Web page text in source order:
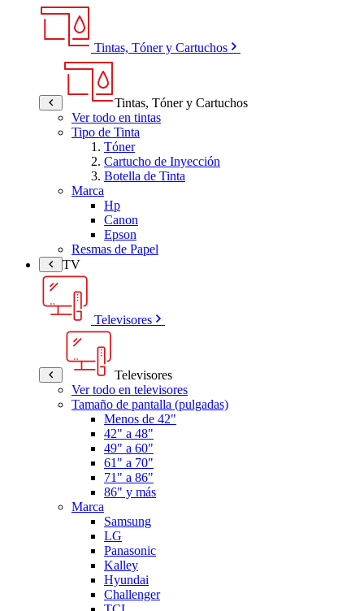
Tintas, Tóner y Cartuchos
Tintas, Tóner y Cartuchos
Ver todo en tintas
Tipo de Tinta
Tóner
Cartucho de Inyección
Botella de Tinta
Marca
Hp
Canon
Epson
Resmas de Papel
TV
Televisores
Televisores
Ver todo en televisores
Tamaño de pantalla (pulgadas)
Menos de 42"
42" a 48"
49" a 60"
61" a 70"
71" a 86"
86" y más
Marca
Samsung
LG
Panasonic
Kalley
Hyundai
Challenger